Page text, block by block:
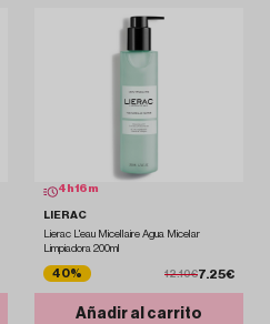
4 h16 m
LIERAC
Lierac L'eau Micellaire Agua Micelar
Limpiadora 200ml
40% 12.10€7.25€
Añadir al carrito